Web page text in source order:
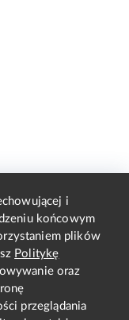
i
końcowym
plików
Politykę
oraz
przeglądania